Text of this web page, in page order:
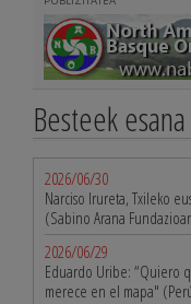
Besteek esana
2026/06/30
Narciso Irureta, Txileko
(Sabino Arana
2026/06/29
Eduardo Uribe: “Quiero
merece en el mapa"